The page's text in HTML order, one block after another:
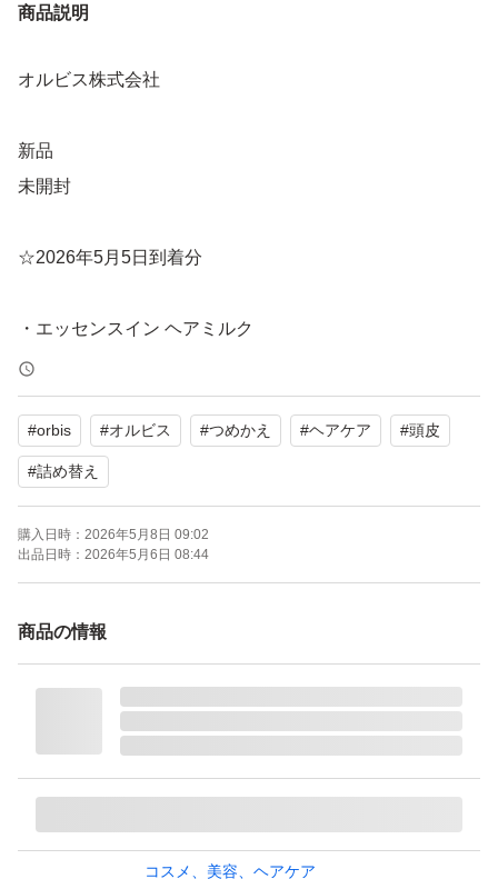
商品説明
オルビス株式会社
新品
未開封
☆2026年5月5日到着分
・エッセンスイン ヘアミルク
（ヘアトリートメント）
詰め替え用 140g × 1パック
・トリートメント ヘアウォーター
つめかえ用 180mL × 1パック
OPP袋で防水対策をして
発送させていただきます
単品でのお値下げ承れません
#orbis #オルビス #つめかえ #ヘアケア #頭皮
#詰め替え
購入日時： 2026年5月8日 09:02
出品日時： 2026年5月6日 08:44
商品の情報
コスメ、美容、ヘアケア